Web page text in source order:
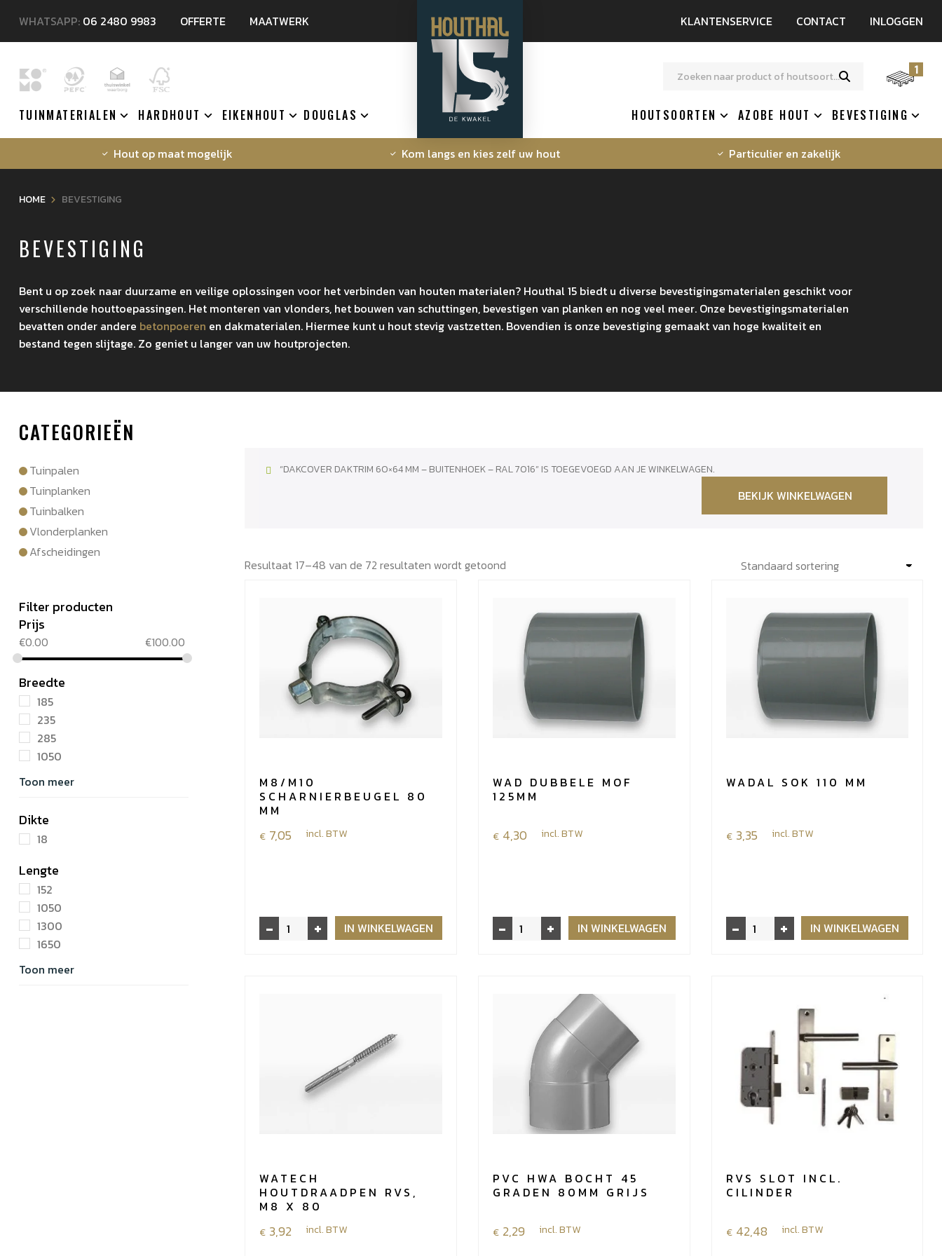
WHATSAPP: 06 2480 9983 OFFERTE MAATWERK KLANTENSERVICE CONTACT INLOGGEN
TUINMATERIALEN HARDHOUT EIKENHOUT DOUGLAS
1
HOUTSOORTEN AZOBE HOUT BEVESTIGING
Hout op maat mogelijk Kom langs en kies zelf uw hout Particulier en zakelijk
HOME BEVESTIGING
BEVESTIGING
Bent u op zoek naar duurzame en veilige oplossingen voor het verbinden van houten materialen? Houthal 15 biedt u diverse bevestigingsmaterialen geschikt voor
verschillende houttoepassingen. Het monteren van vlonders, het bouwen van schuttingen, bevestigen van planken en nog veel meer. Onze bevestigingsmaterialen
bevatten onder andere betonpoeren en dakmaterialen. Hiermee kunt u hout stevig vastzetten. Bovendien is onze bevestiging gemaakt van hoge kwaliteit en
bestand tegen slijtage. Zo geniet u langer van uw houtprojecten.
CATEGORIEËN
Tuinpalen
Tuinplanken
Tuinbalken
Vlonderplanken
Afscheidingen
Filter producten
Prijs
€0.00 €100.00
Breedte
185
235
285
1050
Toon meer
Dikte
18
Lengte
152
1050
1300
1650
Toon meer
“DAKCOVER DAKTRIM 60×64 MM – BUITENHOEK – RAL 7016” IS TOEGEVOEGD AAN JE WINKELWAGEN.
BEKIJK WINKELWAGEN
Resultaat 17–48 van de 72 resultaten wordt getoond
M8/M10
SCHARNIERBEUGEL 80
MM
€ 7,05 incl. BTW
-
M8/M10
scharnierbeugel
+ IN WINKELWAGEN
WAD DUBBELE MOF
125MM
€ 4,30 incl. BTW
-
WAD
dubbele
+ IN WINKELWAGEN
WADAL SOK 110 MM
€ 3,35 incl. BTW
-
Wadal
sok
+ IN WINKELWAGEN
WATECH
HOUTDRAADPEN RVS,
M8 X 80
€ 3,92 incl. BTW
PVC HWA BOCHT 45
GRADEN 80MM GRIJS
€ 2,29 incl. BTW
RVS SLOT INCL.
CILINDER
€ 42,48 incl. BTW